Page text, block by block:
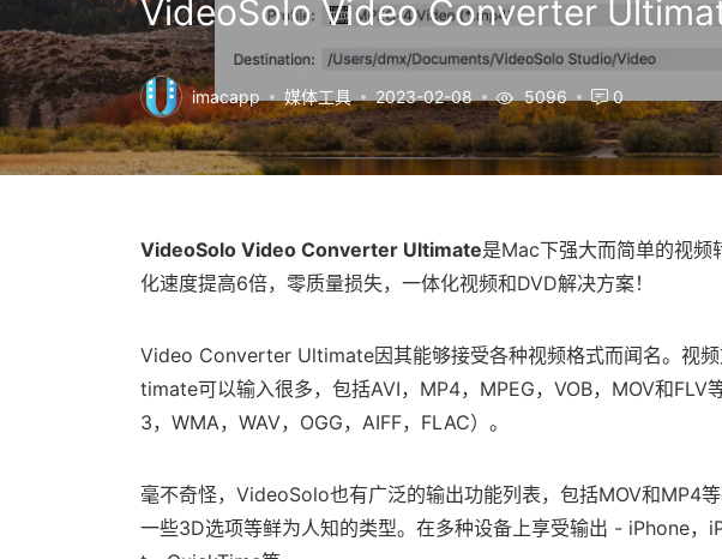
VideoSolo Video Converter
imacapp 媒体工具 2023-02-08 5096 0
VideoSolo Video Converter Ultimate是Mac下强大而简单的视
化速度提高6倍，零质量损失，一体化视频和DVD解决方案！
Video Converter Ultimate因其能够接受各种视频格式而闻名。视
timate可以输入很多，包括AVI，MP4，MPEG，VOB，MOV和FLV
3，WMA，WAV，OGG，AIFF，FLAC）。
毫不奇怪，VideoSolo也有广泛的输出功能列表，包括MOV和MP4
一些3D选项等鲜为人知的类型。在多种设备上享受输出 - iPhone